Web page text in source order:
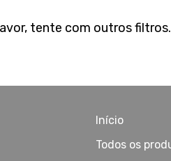
tente com outros filtros.
Início
Todos os